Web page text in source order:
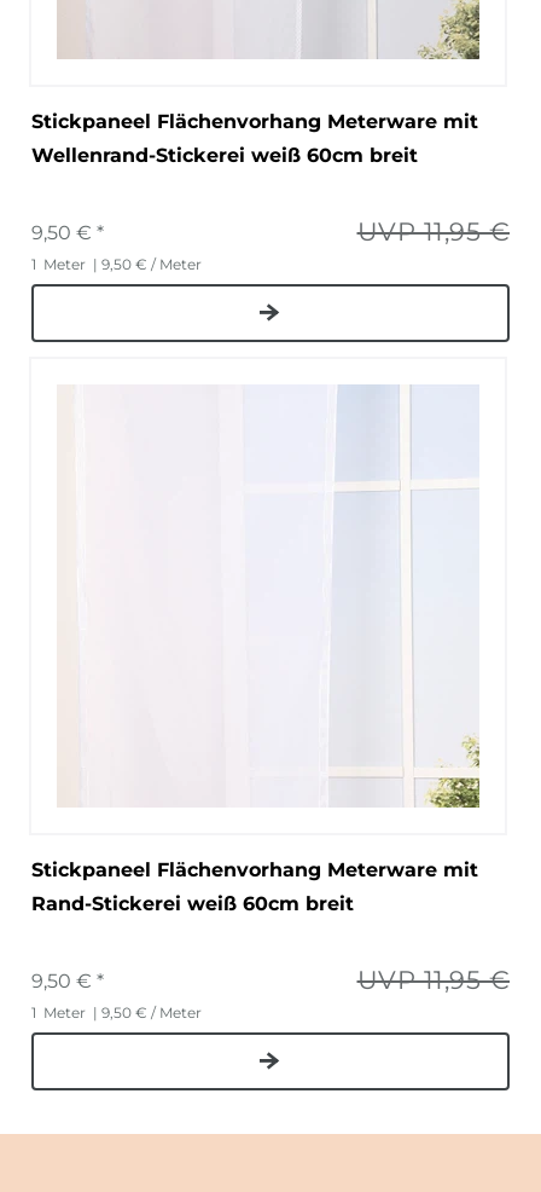
Stickpaneel Flächenvorhang Meterware mit
Wellenrand-Stickerei weiß 60cm breit
UVP 11,95 €
9,50 € *
1 Meter | 9,50 € / Meter
Stickpaneel Flächenvorhang Meterware mit
Rand-Stickerei weiß 60cm breit
UVP 11,95 €
9,50 € *
1 Meter | 9,50 € / Meter